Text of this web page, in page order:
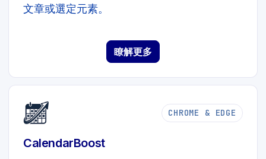
文章或選定元素。
瞭解更多
CHROME & EDGE
CalendarBoost